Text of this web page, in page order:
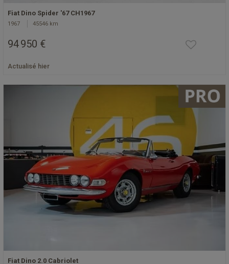
Fiat Dino Spider '67 CH1967
1967 45546 km
94 950 €
Actualisé hier
Fiat Dino 2.0 Cabriolet